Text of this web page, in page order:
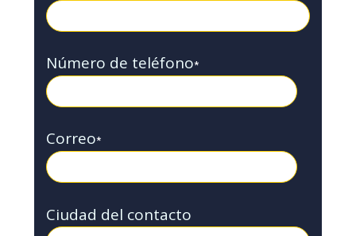
Número de teléfono*
Correo*
Ciudad del contacto